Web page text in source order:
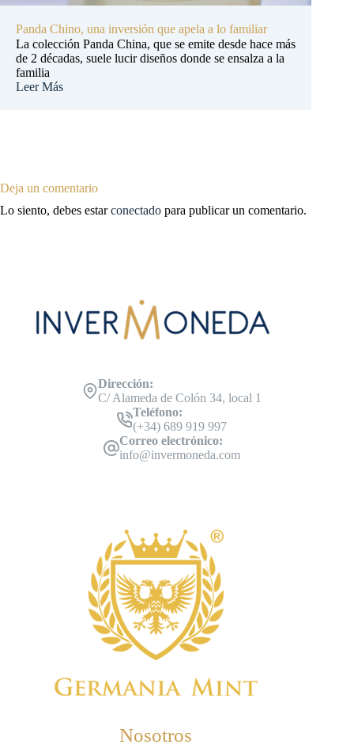
Panda Chino, una inversión que apela a lo familiar
La colección Panda China, que se emite desde hace más
de 2 décadas, suele lucir diseños donde se ensalza a la
familia
Leer Más
Deja un comentario
Lo siento, debes estarconectado para publicar un comentario.
Dirección:
C/ Alameda de Colón 34, local 1
Teléfono:
(+34) 689 919 997
Correo electrónico:
info@invermoneda.com
Nosotros